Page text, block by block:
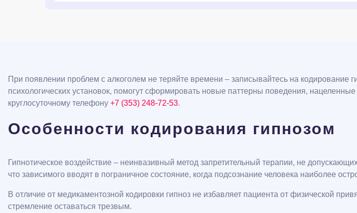
При появлении проблем с алкоголем не теряйте времени – записывайтесь на
психологических установок, помогут сформировать новые паттерны поведения,
круглосуточному телефону +7 (353) 248-72-53.
Особенности кодирования гипнозом
Гипнотическое воздействие – неинвазивный метод запретительный терапии, не
что зависимого вводят в пограничное состояние, когда подсознание человека наиболее
В отличие от медикаментозной кодировки гипноз не избавляет пациента от физической
стремление оставаться трезвым.